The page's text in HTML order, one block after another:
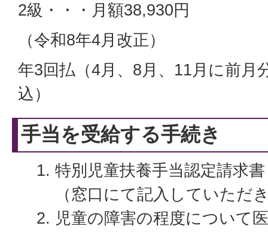
2級・・・月額38,930円
（令和8年4月改正）
年3回払（4月、8月、11月に前月
込）
手当を受給する手続き
特別児童扶養手当認定請求書
（窓口にて記入していただ
児童の障害の程度について